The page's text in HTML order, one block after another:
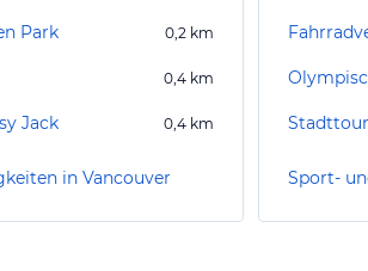
Park 0,2 km
0,4 km
Jack 0,4 km
in Vancouver
Stadttour